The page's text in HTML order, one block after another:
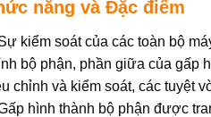
năng và Đặc điểm
kiểm soát của các toàn bộ
bộ phận, phần giữa của gấp
chỉnh và kiểm soát, các tuyệt
hình thành bộ phận được